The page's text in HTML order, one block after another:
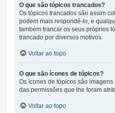
O que são tópicos trancados?
Os tópicos trancados são assim
podem mais respondê-lo, e
também trancar os seus próprios
trancado por diversos motivos.
Voltar ao topo
O que são ícones de tópicos?
Os ícones de tópicos são
das permissões que lhe foram
Voltar ao topo